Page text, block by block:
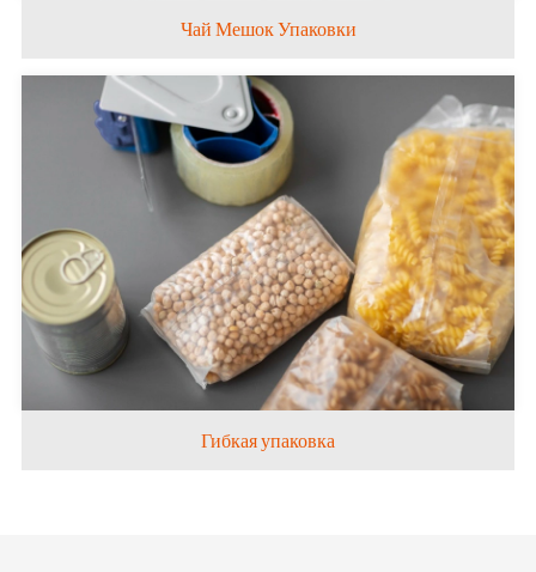
Чай Мешок Упаковки
Гибкая упаковка